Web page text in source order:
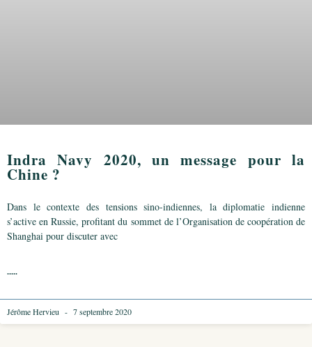
Indra Navy 2020, un message pour la
Chine ?
Dans le contexte des tensions sino-indiennes, la diplomatie indienne
s’active en Russie, profitant du sommet de l’Organisation de coopération de
Shanghai pour discuter avec
.....
Jérôme Hervieu 7 septembre 2020